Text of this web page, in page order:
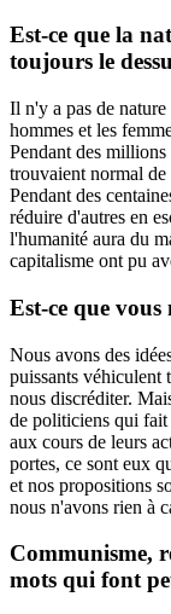
Est-ce que la
toujours le
Il n'y a pas de
hommes et les
Pendant des millions
trouvaient normal de
Pendant des
réduire d'autres en
l'humanité aura du
capitalisme ont pu
Est-ce que vous
Nous avons des
puissants véhiculent
nous discréditer.
de politiciens qui
aux cours de leurs
portes, ce sont eux
et nos propositions
nous n'avons rien à
Communisme,
mots qui font